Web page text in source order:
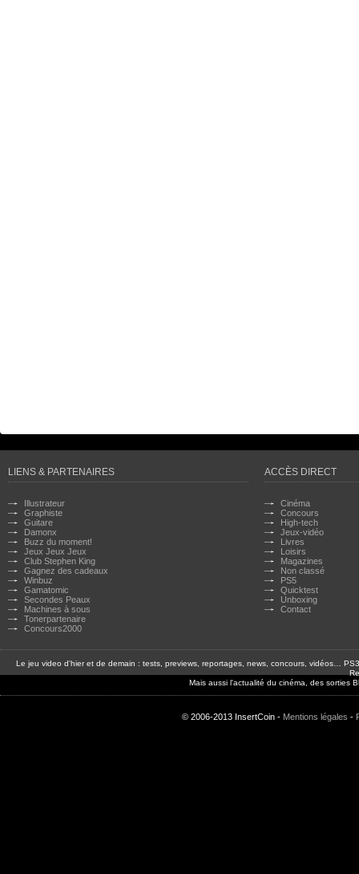
LIENS & PARTENAIRES
Illustrateur
Graphiste
Guitare
Damonx
Buzz du moment!
Jeux Jeux Jeux
Club Stephen King
Gagnez des cadeaux
Winbuz
Gamatomic
Secondes Peaux
Machines à sous
Tonerpartenaire
Concours2000
ACCÈS DIRECT
Cinéma
Concours
High-tech
Jeux-vidéo
Livres
Loisirs
Magazines
Non classé
PS5
Quicktest
Unboxing
Contact
Le jeu video d'hier et de demain : tests, previews, reportages, news, concours, vidéos…
Mais aussi l'actualité du cinéma, des sorties
© 2006-2013 InsertCoin - Mentions légales -